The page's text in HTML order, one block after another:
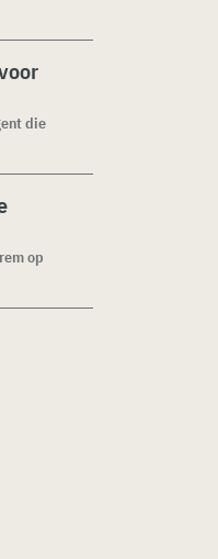
die
op